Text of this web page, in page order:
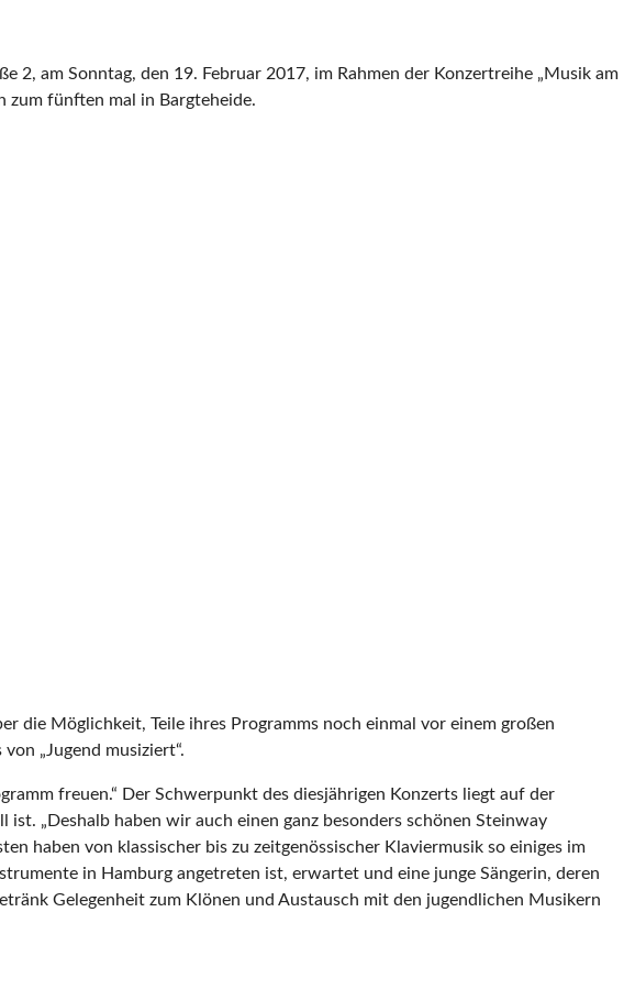
2, am Sonntag, den 19. Februar 2017, im Rahmen der Konzertreihe „Musik am
zum fünften mal in Bargteheide.
die Möglichkeit, Teile ihres Programms noch einmal vor einem großen
„Jugend musiziert“.
freuen.“ Der Schwerpunkt des diesjährigen Konzerts liegt auf der
„Deshalb haben wir auch einen ganz besonders schönen Steinway
haben von klassischer bis zu zeitgenössischer Klaviermusik so einiges im
in Hamburg angetreten ist, erwartet und eine junge Sängerin, deren
Gelegenheit zum Klönen und Austausch mit den jugendlichen Musikern